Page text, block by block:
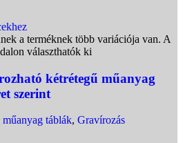
a terméknek több variációja van. A
választhatók ki
kétrétegű műanyag
szerint
táblák, Gravírozás